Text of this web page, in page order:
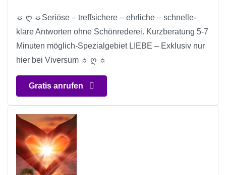
☼ ღ ☼Seriöse – treffsichere – ehrliche – schnelle-
klare Antworten ohne Schönrederei. Kurzberatung 5-7
Minuten möglich-Spezialgebiet LIEBE – Exklusiv nur
hier bei Viversum ☼ ღ ☼
Gratis anrufen